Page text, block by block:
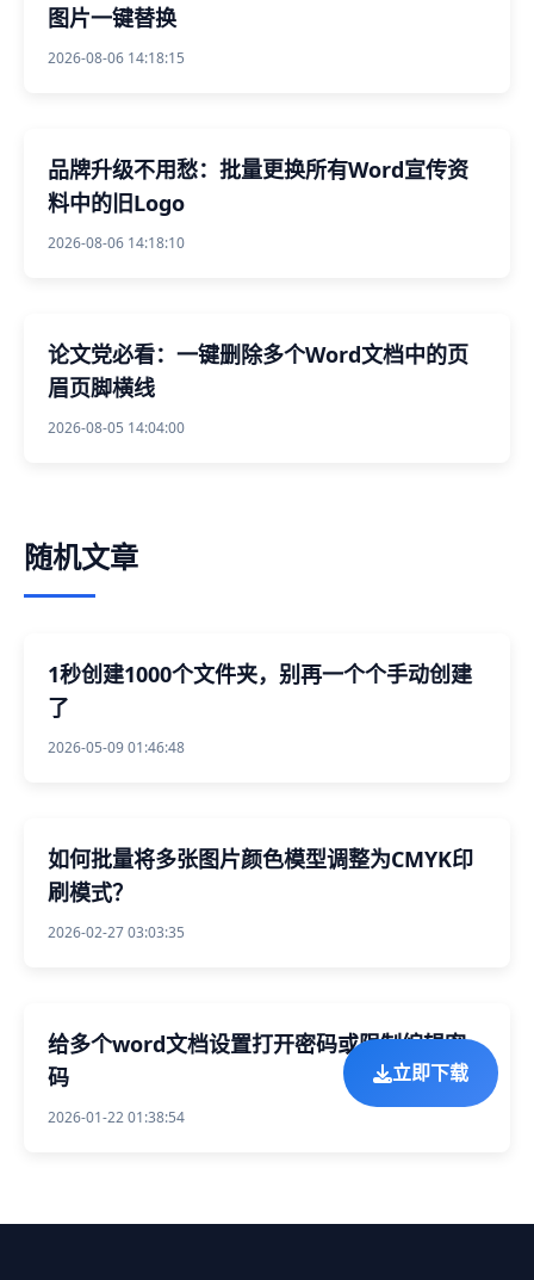
图片一键替换
2026-08-06 14:18:15
品牌升级不用愁：批量更换所有Word宣传资
料中的旧Logo
2026-08-06 14:18:10
论文党必看：一键删除多个Word文档中的页
眉页脚横线
2026-08-05 14:04:00
随机文章
1秒创建1000个文件夹，别再一个个手动创建
了
2026-05-09 01:46:48
如何批量将多张图片颜色模型调整为CMYK印
刷模式？
2026-02-27 03:03:35
给多个word文档设置打开密码或限制编辑密
码
2026-01-22 01:38:54
立即下载